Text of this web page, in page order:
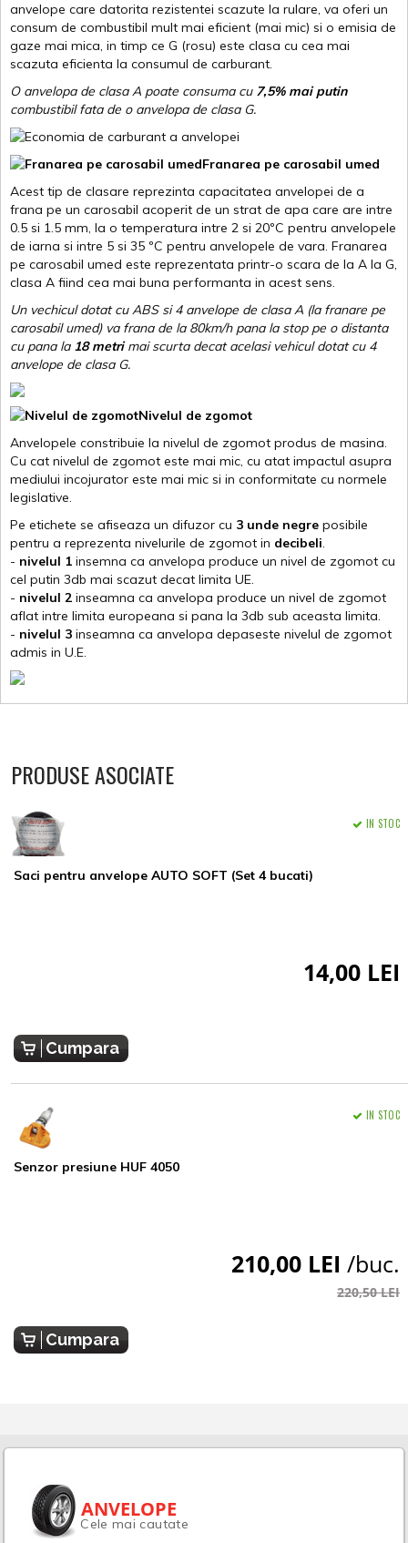
anvelope care datorita rezistentei scazute la rulare, va oferi un
consum de combustibil mult mai eficient (mai mic) si o emisia de
gaze mai mica, in timp ce G (rosu) este clasa cu cea mai
scazuta eficienta la consumul de carburant.
O anvelopa de clasa A poate consuma cu 7,5% mai putin
combustibil fata de o anvelopa de clasa G.
Franarea pe carosabil umed
Acest tip de clasare reprezinta capacitatea anvelopei de a
frana pe un carosabil acoperit de un strat de apa care are intre
0.5 si 1.5 mm, la o temperatura intre 2 si 20ºC pentru anvelopele
de iarna si intre 5 si 35 ºC pentru anvelopele de vara. Franarea
pe carosabil umed este reprezentata printr-o scara de la A la G,
clasa A fiind cea mai buna performanta in acest sens.
Un vechicul dotat cu ABS si 4 anvelope de clasa A (la franare pe
carosabil umed) va frana de la 80km/h pana la stop pe o distanta
cu pana la 18 metrimai scurta decat acelasi vehicul dotat cu 4
anvelope de clasa G.
Nivelul de zgomot
Anvelopele constribuie la nivelul de zgomot produs de masina.
Cu cat nivelul de zgomot este mai mic, cu atat impactul asupra
mediului incojurator este mai mic si in conformitate cu normele
legislative.
Pe etichete se afiseaza un difuzor cu 3 unde negre posibile
pentru a reprezenta nivelurile de zgomot in decibeli.
- nivelul 1 insemna ca anvelopa produce un nivel de zgomot cu
cel putin 3db mai scazut decat limita UE.
- nivelul 2 inseamna ca anvelopa produce un nivel de zgomot
aflat intre limita europeana si pana la 3db sub aceasta limita.
- nivelul 3 inseamna ca anvelopa depaseste nivelul de zgomot
admis in U.E.
PRODUSE ASOCIATE
Saci pentru anvelope AUTO SOFT (Set 4 bucati)
IN STOC
14,00 LEI
Cumpara
Senzor presiune HUF 4050
IN STOC
210,00 LEI /buc.
220,50 LEI
Cumpara
ANVELOPE
Cele mai cautate